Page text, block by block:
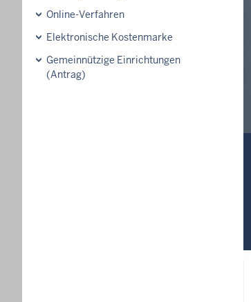
Online-Verfahren
Elektronische Kostenmarke
Gemeinnützige Einrichtungen
(Antrag)